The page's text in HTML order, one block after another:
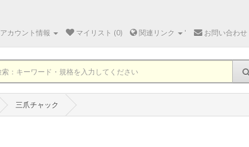
アカウント情報 マイリスト (0) 関連リンク ' お問い合わせ
三爪チャック